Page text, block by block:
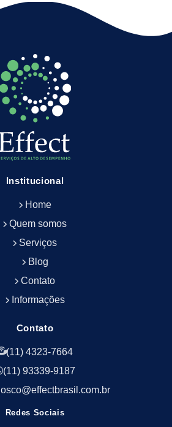
de Portaria
Empresarial
Predial
Predial Terceirizada
de Escritório
de Fachada
de Fachadas
e Conservação Predial
e Controlador de Acesso
e Limpeza
Terceirizados
de Portaria
de Serviços de
de Serviços de
e Portaria
Recepção
para Condomínios
Institucional
Home
Quem somos
Serviços
Blog
Contato
Informações
Contato
(11) 4323-7664
(11) 93339-9187
Redes Sociais